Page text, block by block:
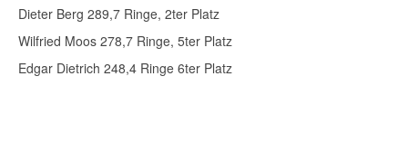
Dieter Berg 289,7 Ringe, 2ter Platz
Wilfried Moos 278,7 Ringe, 5ter Platz
Edgar Dietrich 248,4 Ringe 6ter Platz